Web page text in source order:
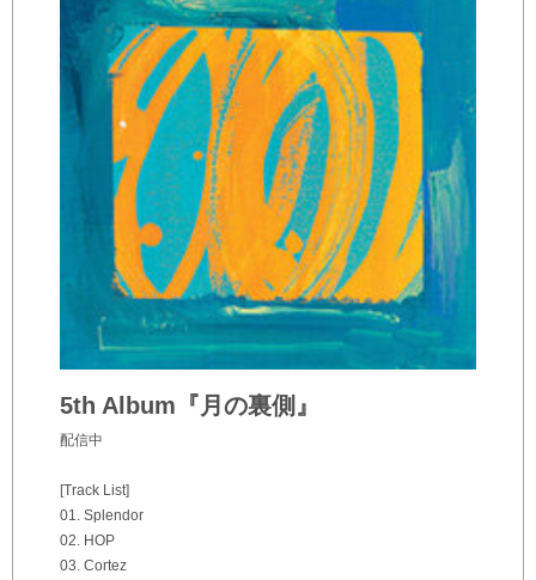
5th Album『月の裏側』
配信中
[Track List]
01. Splendor
02. HOP
03. Cortez